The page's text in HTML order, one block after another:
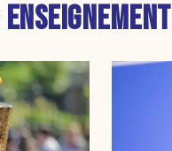
ENSEIGNEMENT